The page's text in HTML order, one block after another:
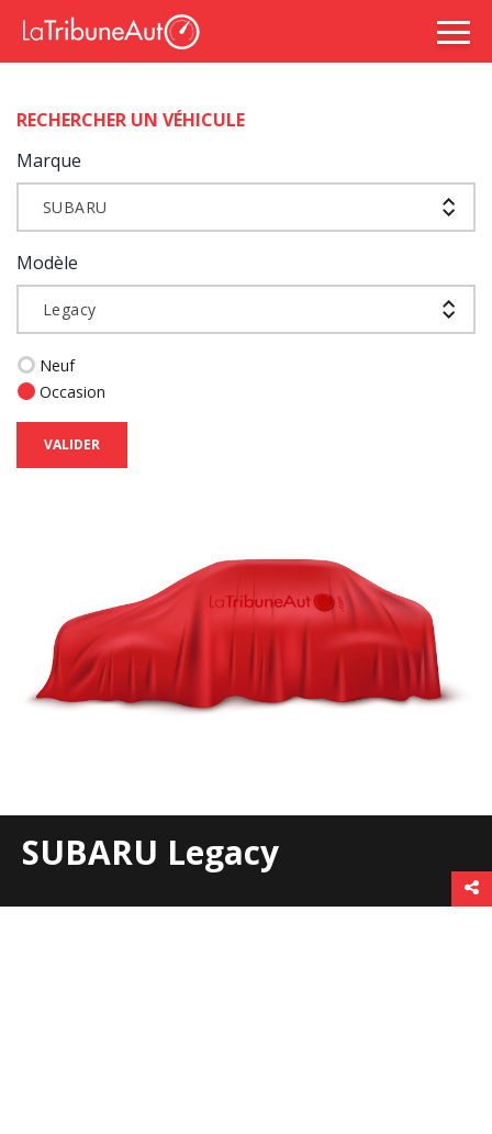
RECHERCHER UN VÉHICULE
Marque
SUBARU
Modèle
Legacy
Neuf
Occasion
VALIDER
SUBARU Legacy